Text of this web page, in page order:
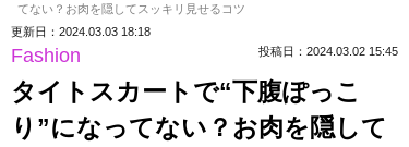
てない？お肉を隠してスッキリ見せるコツ
更新日：2024.03.03 18:18
Fashion 投稿日：2024.03.02 15:45
タイトスカートで“下腹ぽっこ
り”になってない？お肉を隠して